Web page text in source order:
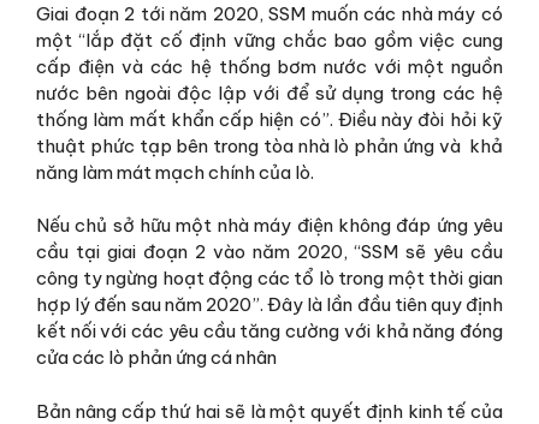
Giai đoạn 2 tới năm 2020, SSM muốn các nhà máy có
một “lắp đặt cố định vững chắc bao gồm việc cung
cấp điện và các hệ thống bơm nước với một nguồn
nước bên ngoài độc lập với để sử dụng trong các hệ
thống làm mất khẩn cấp hiện có”. Điều này đòi hỏi kỹ
thuật phức tạp bên trong tòa nhà lò phản ứng và khả
năng làm mát mạch chính của lò.
Nếu chủ sở hữu một nhà máy điện không đáp ứng yêu
cầu tại giai đoạn 2 vào năm 2020, “SSM sẽ yêu cầu
công ty ngừng hoạt động các tổ lò trong một thời gian
hợp lý đến sau năm 2020”. Đây là lần đầu tiên quy định
kết nối với các yêu cầu tăng cường với khả năng đóng
cửa các lò phản ứng cá nhân
Bản nâng cấp thứ hai sẽ là một quyết định kinh tế của